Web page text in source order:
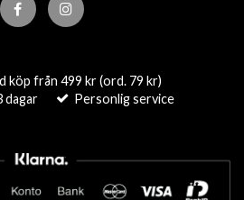
från 499 kr (ord. 79 kr)
dagar
Personlig service